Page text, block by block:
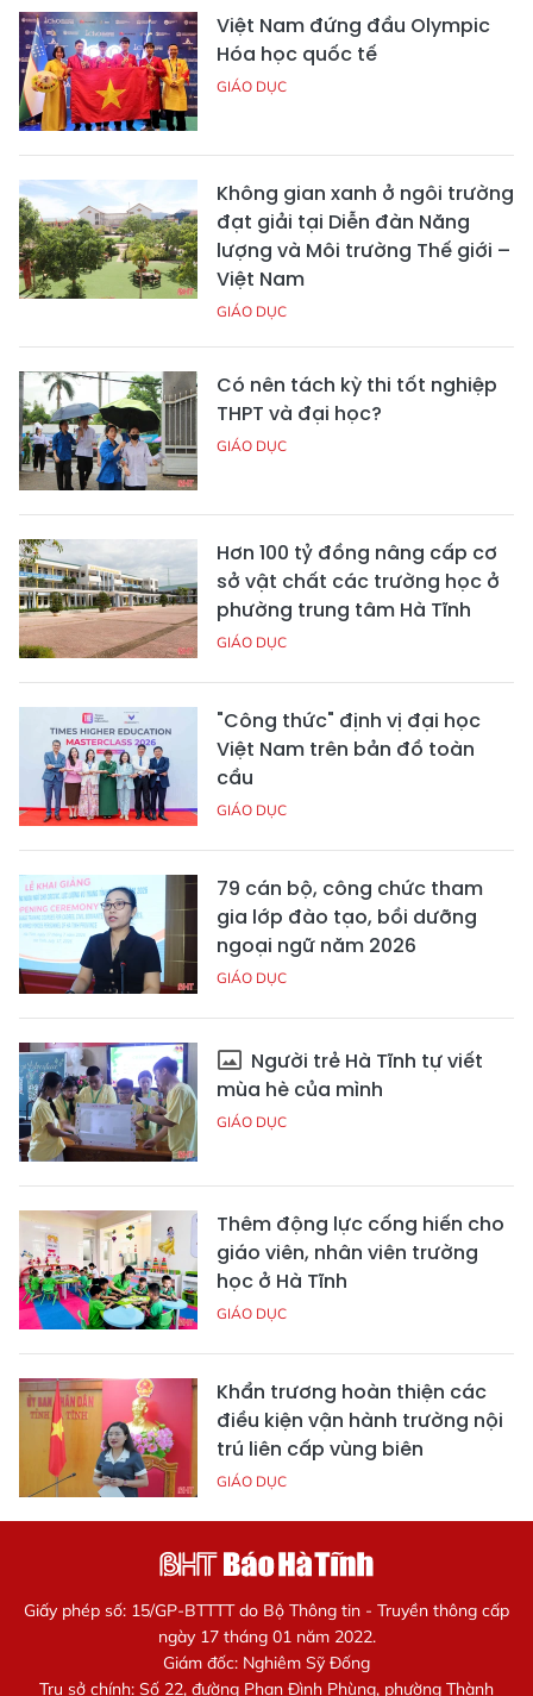
Việt Nam đứng đầu Olympic
Hóa học quốc tế
GIÁO DỤC
Không gian xanh ở ngôi trường
đạt giải tại Diễn đàn Năng
lượng và Môi trường Thế giới –
Việt Nam
GIÁO DỤC
Có nên tách kỳ thi tốt nghiệp
THPT và đại học?
GIÁO DỤC
Hơn 100 tỷ đồng nâng cấp cơ
sở vật chất các trường học ở
phường trung tâm Hà Tĩnh
GIÁO DỤC
"Công thức" định vị đại học
Việt Nam trên bản đồ toàn
cầu
GIÁO DỤC
79 cán bộ, công chức tham
gia lớp đào tạo, bồi dưỡng
ngoại ngữ năm 2026
GIÁO DỤC
Người trẻ Hà Tĩnh tự viết
mùa hè của mình
GIÁO DỤC
Thêm động lực cống hiến cho
giáo viên, nhân viên trường
học ở Hà Tĩnh
GIÁO DỤC
Khẩn trương hoàn thiện các
điều kiện vận hành trường nội
trú liên cấp vùng biên
GIÁO DỤC
Giấy phép số: 15/GP-BTTTT do Bộ Thông tin - Truyền thông cấp
ngày 17 tháng 01 năm 2022.
Giám đốc: Nghiêm Sỹ Đống
Trụ sở chính: Số 22, đường Phan Đình Phùng, phường Thành